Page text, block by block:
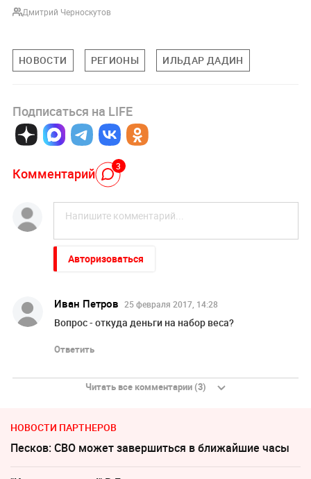
Дмитрий Черноскутов
НОВОСТИ РЕГИОНЫ ИЛЬДАР ДАДИН
Подписаться на LIFE
Комментарий 3
Авторизоваться
Иван Петров 25 февраля 2017, 14:28
Вопрос - откуда деньги на набор веса?
Ответить
Читать все комментарии (3)
НОВОСТИ ПАРТНЕРОВ
Песков: СВО может завершиться в ближайшие часы